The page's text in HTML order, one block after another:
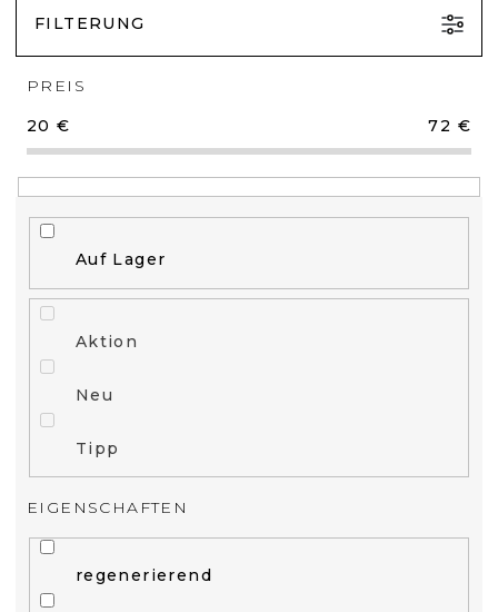
FILTERUNG
PREIS
20 € 72 €
Auf Lager
Aktion
Neu
Tipp
EIGENSCHAFTEN
regenerierend